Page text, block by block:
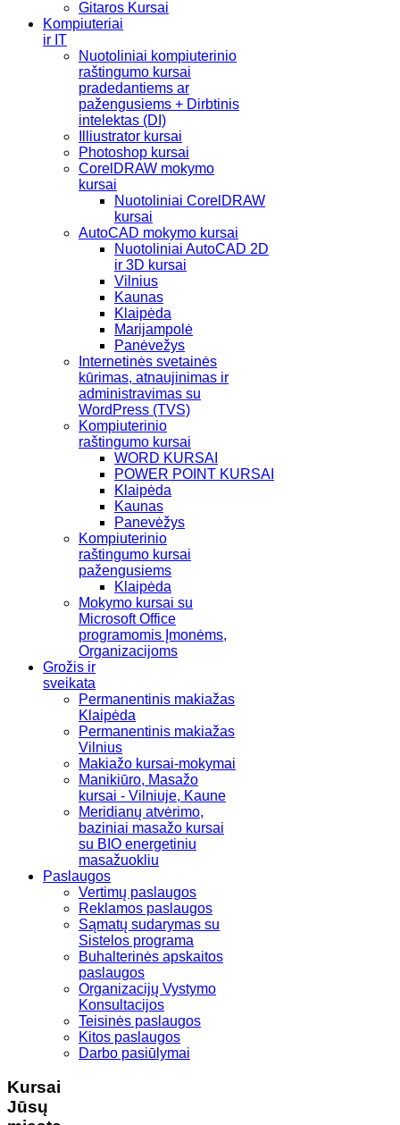
Gitaros Kursai
Kompiuteriai
ir IT
Nuotoliniai kompiuterinio
raštingumo kursai
pradedantiems ar
pažengusiems + Dirbtinis
intelektas (DI)
Illiustrator kursai
Photoshop kursai
CorelDRAW mokymo
kursai
Nuotoliniai CorelDRAW
kursai
AutoCAD mokymo kursai
Nuotoliniai AutoCAD 2D
ir 3D kursai
Vilnius
Kaunas
Klaipėda
Marijampolė
Panėvežys
Internetinės svetainės
kūrimas, atnaujinimas ir
administravimas su
WordPress (TVS)
Kompiuterinio
raštingumo kursai
WORD KURSAI
POWER POINT KURSAI
Klaipėda
Kaunas
Panevėžys
Kompiuterinio
raštingumo kursai
pažengusiems
Klaipėda
Mokymo kursai su
Microsoft Office
programomis Įmonėms,
Organizacijoms
Grožis ir
sveikata
Permanentinis makiažas
Klaipėda
Permanentinis makiažas
Vilnius
Makiažo kursai-mokymai
Manikiūro, Masažo
kursai - Vilniuje, Kaune
Meridianų atvėrimo,
baziniai masažo kursai
su BIO energetiniu
masažuokliu
Paslaugos
Vertimų paslaugos
Reklamos paslaugos
Sąmatų sudarymas su
Sistelos programa
Buhalterinės apskaitos
paslaugos
Organizacijų Vystymo
Konsultacijos
Teisinės paslaugos
Kitos paslaugos
Darbo pasiūlymai
Kursai
Jūsų